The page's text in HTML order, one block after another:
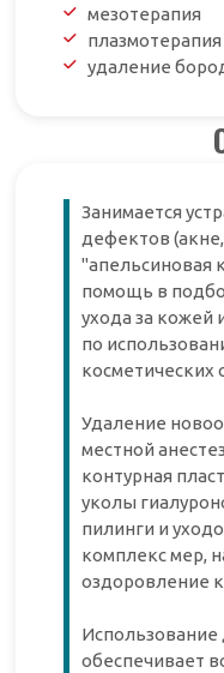
мезотерапия
плазмотерапия
удаление
Занимается
дефектов
"апельсиновая
помощь в
ухода за кожей
по
косметических
Удаление
местной
контурная
уколы
пилинги и
комплекс мер,
оздоровление
Использование
обеспечивает